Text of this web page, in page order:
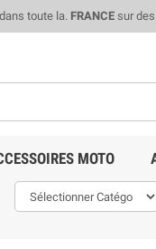
toute la. FRANCEsur des
MOTO